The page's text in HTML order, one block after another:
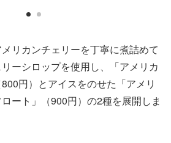
リカンチェリーを丁寧に煮詰めて
ーシロップを使用し、「アメリカ
円）とアイスをのせた「アメリ
ート」（900円）の2種を展開しま